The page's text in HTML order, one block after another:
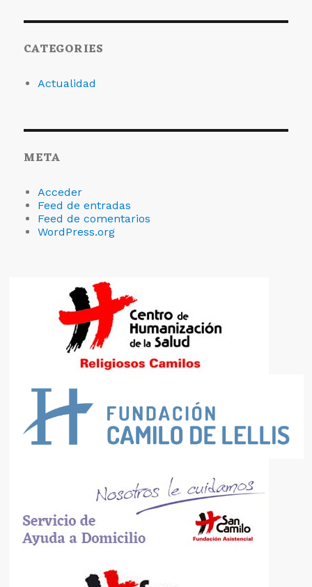
CATEGORIES
Actualidad
META
Acceder
Feed de entradas
Feed de comentarios
WordPress.org